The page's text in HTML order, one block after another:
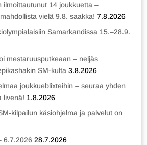
ilmoittautunut 14 joukkuetta –
vielä 9.8. saakka! 7.8.2026
Samarkandissa 15.–28.9.
mestaruusputkeaan – neljäs
SM-kulta 3.8.2026
joukkueblixteihin – seuraa yhden
livenä! 1.8.2026
kilpailun käsiohjelma ja palvelut on
6.7.2026 28.7.2026